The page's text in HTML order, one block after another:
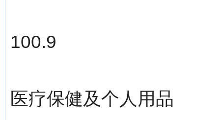
100.9
医疗保健及个人用品